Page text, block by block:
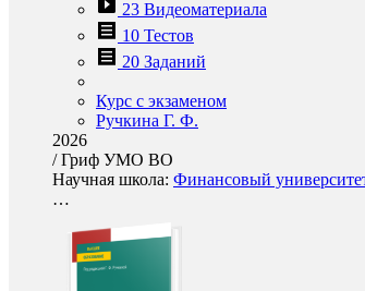
23 Видеоматериала
10 Тестов
20 Заданий
Курс с экзаменом
Ручкина Г. Ф.
2026
/Гриф УМО ВО
Научная школа: Финансовый
…